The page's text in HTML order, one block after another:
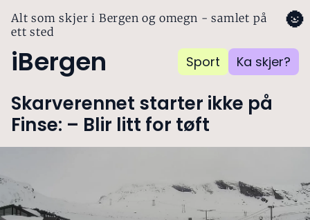
Alt som skjer i Bergen og omegn - samlet på
ett sted
iBergen Sport Ka skjer?
🌚
Skarverennet starter ikke på
Finse: – Blir litt for tøft